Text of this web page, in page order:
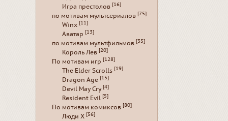
Игра престолов [16]
по мотивам мультсериалов [75]
Winx [11]
Аватар [13]
по мотивам мультфильмов [35]
Король Лев [20]
По мотивам игр [128]
The Elder Scrolls [19]
Dragon Age [15]
Devil May Cry [4]
Resident Evil [5]
По мотивам комиксов [80]
Люди Х [56]